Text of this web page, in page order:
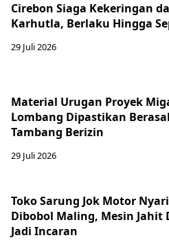
Cirebon Siaga Kekeringan
Karhutla, Berlaku Hingga
29 Juli 2026
Material Urugan Proyek
Lombang Dipastikan
Tambang Berizin
29 Juli 2026
Toko Sarung Jok Motor
Dibobol Maling, Mesin Jahit
Jadi Incaran